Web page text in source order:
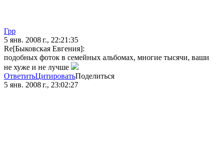
Грр
5 янв. 2008 г., 22:21:35
Re[Быковская Евгения]:
подобных фоток в семейных альбомах, многие тысячи, ваши
не хуже и не лучше
ОтветитьЦитироватьПоделиться
5 янв. 2008 г., 23:02:27